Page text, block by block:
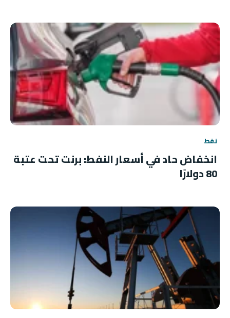
نفط
انخفاض حاد في أسعار النفط: برنت تحت عتبة
80 دولارًا